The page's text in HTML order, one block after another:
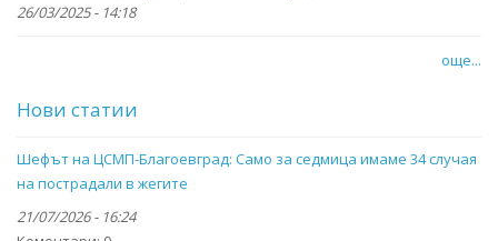
26/03/2025 - 14:18
още...
Нови статии
Шефът на ЦСМП-Благоевград: Само за седмица имаме 34 случая
на пострадали в жегите
21/07/2026 - 16:24